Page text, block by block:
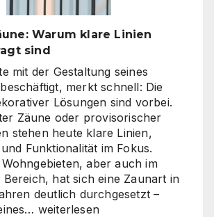
Warum klare Linien
sind
mit der Gestaltung seines
merkt schnell: Die
Lösungen sind vorbei.
Zäune oder provisorischer
stehen heute klare Linien,
Funktionalität im Fokus.
aber auch im
hat sich eine Zaunart in
deutlich durchgesetzt –
Moderne
weiterlesen